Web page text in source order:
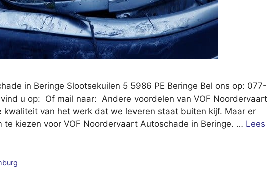
in Beringe Slootsekuilen 5 5986 PE Beringe Bel ons op: 077-
u op: Of mail naar: Andere voordelen van VOF Noordervaart
kwaliteit van het werk dat we leveren staat buiten kijf. Maar er
te kiezen voor VOF Noordervaart Autoschade in Beringe. … Lees